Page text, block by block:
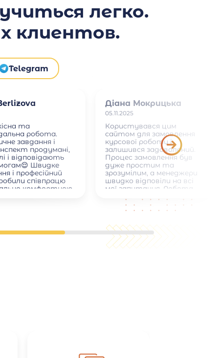
легко.
клиентов.
Telegram
та
робота.
завдання і
продумані,
і відповідають
Швидке
і професійний
співпрацю
комфортною
Діана Мокрицька
05.11.2025
Користувався цим
сайтом для замовлення
курсової роботи і
залишився задоволений.
Процес замовлення був
дуже простим та
зрозумілим, а менеджери
швидко відповіли на всі
мої запитання. Робота
якісно та відповідала всім
академічним вимогам:
структура, список
літератури. Також
сподобалася можливість
вносити невеликі правки